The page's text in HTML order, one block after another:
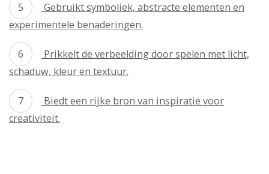
Gebruikt symboliek, abstracte elementen en
experimentele benaderingen.
Prikkelt de verbeelding door spelen met licht,
schaduw, kleur en textuur.
Biedt een rijke bron van inspiratie voor
creativiteit.